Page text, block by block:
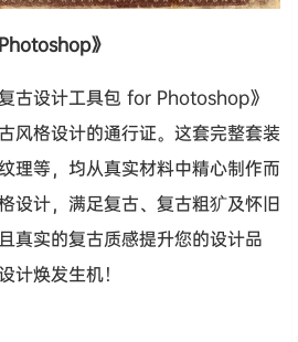
》
古设计工具包 for Photoshop》
格设计的通行证。这套完整套装
理等，均从真实材料中精心制作而
设计，满足复古、复古粗犷及怀旧
真实的复古质感提升您的设计品
计焕发生机！